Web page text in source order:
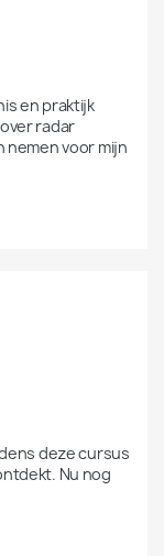
en praktijk
radar
nemen voor mijn
deze cursus
Nu nog